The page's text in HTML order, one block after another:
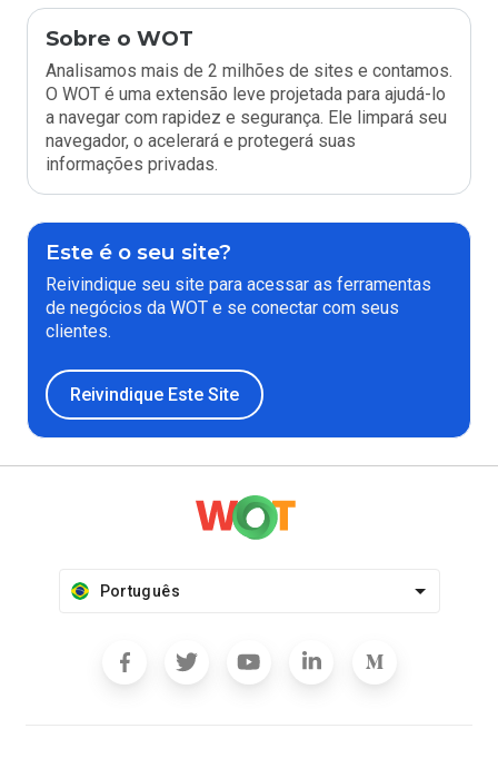
Sobre o WOT
Analisamos mais de 2 milhões de sites e contamos.
O WOT é uma extensão leve projetada para ajudá-lo
a navegar com rapidez e segurança. Ele limpará seu
navegador, o acelerará e protegerá suas
informações privadas.
Este é o seu site?
Reivindique seu site para acessar as ferramentas
de negócios da WOT e se conectar com seus
clientes.
Reivindique Este Site
Português